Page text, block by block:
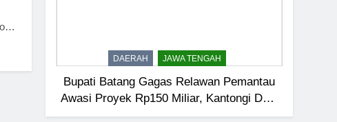
DAERAH JAWA TENGAH
Bupati Batang Gagas Relawan Pemantau
Awasi Proyek Rp150 Miliar, Kantongi Data
Teknis hingga Nilai